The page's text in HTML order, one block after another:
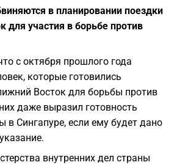
в планировании поездки
для участия в борьбе против
с октября прошлого года
которые готовились
Восток для борьбы против
даже выразил готовность
в Сингапуре, если ему будет дано
внутренних дел страны